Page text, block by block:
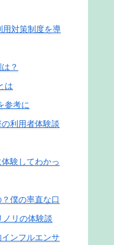
用対策制度を導
？
は
参考に
利用者体験談
験してわかっ
僕の率直な口
ノリの体験談
ンフルエンサ